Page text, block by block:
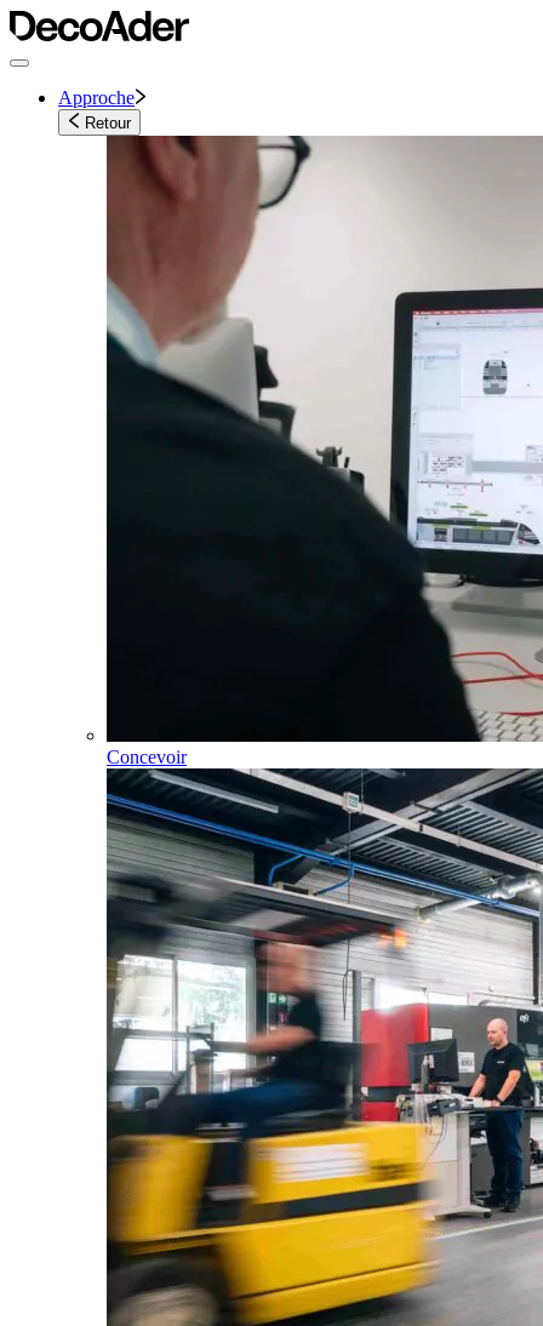
Approche
Retour
Concevoir